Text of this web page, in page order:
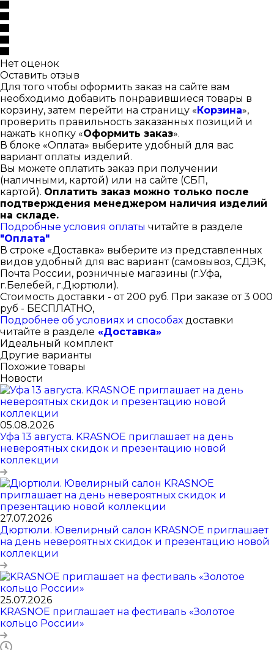
Нет оценок
Оставить отзыв
Для того чтобы оформить заказ на сайте вам
необходимо добавить понравившиеся товары в
корзину, затем перейти на страницу «Корзина»,
проверить правильность заказанных позиций и
нажать кнопку «Оформить заказ».
В блоке «Оплата» выберите удобный для вас
вариант оплаты изделий.
Вы можете оплатить заказ при получении
(наличными, картой) или на сайте (СБП,
картой). Оплатить заказ можно только после
подтверждения менеджером наличия изделий
на складе.
Подробные условия оплаты читайте в разделе
"Оплата"
В строке «Доставка» выберите из представленных
видов удобный для вас вариант (самовывоз, СДЭК,
Почта России, розничные магазины (г.Уфа,
г.Белебей, г.Дюртюли).
Стоимость доставки - от 200 руб. При заказе от 3 000
руб - БЕСПЛАТНО,
Подробнее об условиях и способах доставки
читайте в разделе «Доставка»
Идеальный комплект
Другие варианты
Похожие товары
Новости
05.08.2026
Уфа 13 августа. KRASNOE приглашает на день
невероятных скидок и презентацию новой
коллекции
27.07.2026
Дюртюли. Ювелирный салон KRASNOE приглашает
на день невероятных скидок и презентацию новой
коллекции
25.07.2026
KRASNOE приглашает на фестиваль «Золотое
кольцо России»